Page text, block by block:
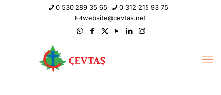
0 530 289 35 65
0 312 215 93 75
website@cevtas.net